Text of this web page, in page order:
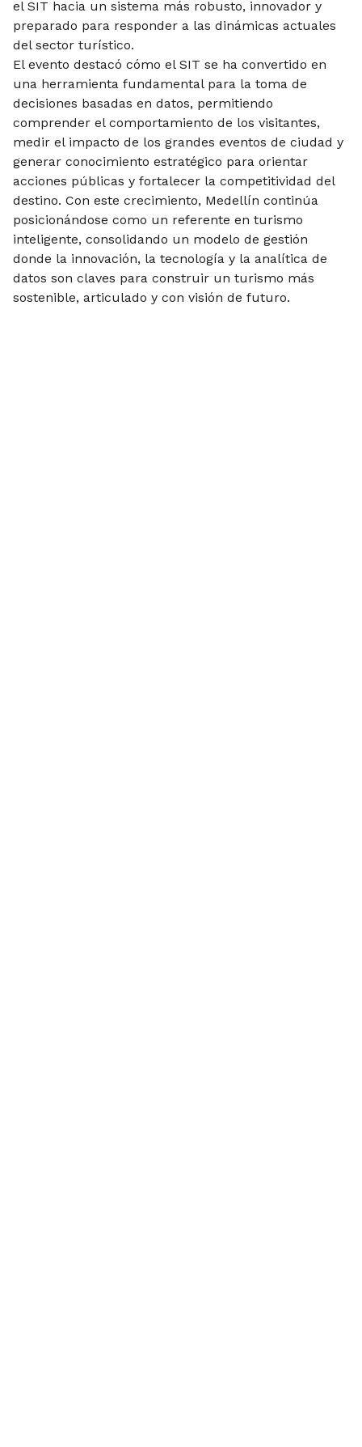
el SIT hacia un sistema más robusto, innovador y
preparado para responder a las dinámicas actuales
del sector turístico.
El evento destacó cómo el SIT se ha convertido en
una herramienta fundamental para la toma de
decisiones basadas en datos, permitiendo
comprender el comportamiento de los visitantes,
medir el impacto de los grandes eventos de ciudad y
generar conocimiento estratégico para orientar
acciones públicas y fortalecer la competitividad del
destino. Con este crecimiento, Medellín continúa
posicionándose como un referente en turismo
inteligente, consolidando un modelo de gestión
donde la innovación, la tecnología y la analítica de
datos son claves para construir un turismo más
sostenible, articulado y con visión de futuro.